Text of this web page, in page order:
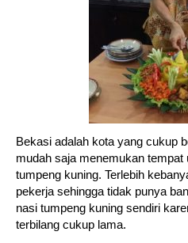
Bekasi adalah kota yang cukup
mudah saja menemukan
tumpeng kuning. Terlebih
pekerja sehingga tidak punya
nasi tumpeng kuning sendiri
terbilang cukup lama.